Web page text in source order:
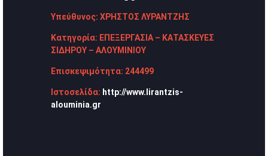
Υπεύθυνος: ΧΡΗΣΤΟΣ ΛΥΡΑΝΤΖΗΣ
Κατηγορία: ΕΠΕΞΕΡΓΑΣΙΑ – ΚΑΤΑΣΚΕΥΕΣ
ΣΙΔΗΡΟΥ – ΑΛΟΥΜΙΝΙΟΥ
Επισκεψιμότητα: 244499
Ιστοσελίδα: http://www.lirantzis-
alouminia.gr